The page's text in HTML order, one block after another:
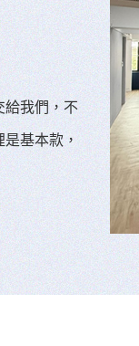
給我們，不
基本款，